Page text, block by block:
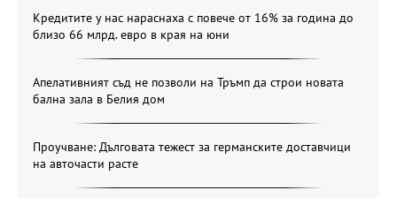
Кредитите у нас нараснаха с повече от 16% за година до
близо 66 млрд. евро в края на юни
Апелативният съд не позволи на Тръмп да строи новата
бална зала в Белия дом
Проучване: Дълговата тежест за германските доставчици
на авточасти расте